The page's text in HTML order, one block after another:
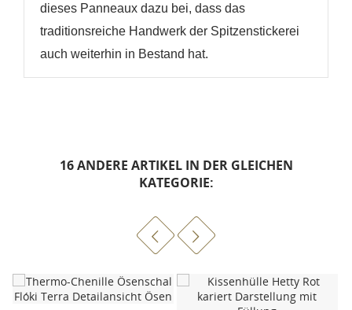
dieses Panneaux dazu bei, dass das
traditionsreiche Handwerk der Spitzenstickerei
auch weiterhin in Bestand hat.
16 ANDERE ARTIKEL IN DER GLEICHEN
KATEGORIE: